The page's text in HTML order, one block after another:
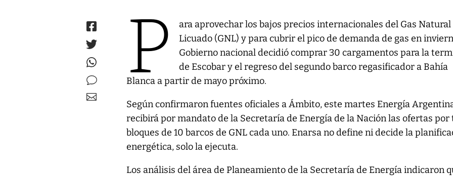
P
ara aprovechar los bajos precios internacionales del Gas Natural
Licuado (GNL) y para cubrir el pico de demanda de gas en
Gobierno nacional decidió comprar 30 cargamentos para la
de Escobar y el regreso del segundo barco regasificador a Bahía
Blanca a partir de mayo próximo.
Según confirmaron fuentes oficiales a Ámbito, este martes Energía
recibirá por mandato de la Secretaría de Energía de la Nación las ofertas por
bloques de 10 barcos de GNL cada uno. Enarsa no define ni decide la
energética, solo la ejecuta.
Los análisis del área de Planeamiento de la Secretaría de Energía indicaron